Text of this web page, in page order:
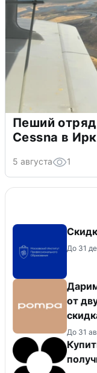
Пеший
Cessna в
5 августа 1
До 31
от
До 31